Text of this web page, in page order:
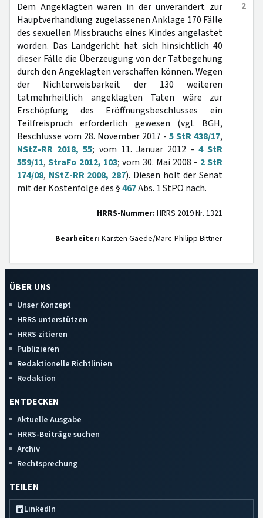
2
Dem Angeklagten waren in der unverändert zur
Hauptverhandlung zugelassenen Anklage 170 Fälle
des sexuellen Missbrauchs eines Kindes angelastet
worden. Das Landgericht hat sich hinsichtlich 40
dieser Fälle die Überzeugung von der Tatbegehung
durch den Angeklagten verschaffen können. Wegen
der Nichterweisbarkeit der 130 weiteren
tatmehrheitlich angeklagten Taten wäre zur
Erschöpfung des Eröffnungsbeschlusses ein
Teilfreispruch erforderlich gewesen (vgl. BGH,
Beschlüsse vom 28. November 2017 - 5 StR 438/17,
NStZ-RR 2018, 55; vom 11. Januar 2012 - 4 StR
559/11,StraFo 2012, 103; vom 30. Mai 2008 - 2 StR
174/08, NStZ-RR 2008, 287). Diesen holt der Senat
mit der Kostenfolge des §467Abs. 1 StPO nach.
HRRS-Nummer: HRRS 2019 Nr. 1321
Bearbeiter: Karsten Gaede/Marc-Philipp Bittner
ÜBER UNS
Unser Konzept
HRRS unterstützen
HRRS zitieren
Publizieren
Redaktionelle Richtlinien
Redaktion
ENTDECKEN
Aktuelle Ausgabe
HRRS-Beiträge suchen
Archiv
Rechtsprechung
TEILEN
LinkedIn